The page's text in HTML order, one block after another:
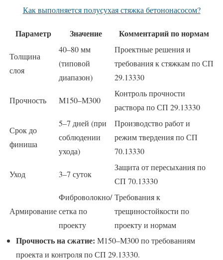
Как выполняется полусухая стяжка бетононасосом?
Параметр Значение Комментарий по нормам
Толщина
слоя
40–80 мм
(типовой
диапазон)
Проектные решения и
требования к стяжкам по СП
29.13330
Прочность М150–М300
Контроль прочности
раствора по СП 29.13330
Срок до
финиша
5–7 дней (при
соблюдении
ухода)
Производство работ и
режим твердения по СП
70.13330
Уход 3–7 суток
Защита от пересыхания по
СП 70.13330
Армирование
Фиброволокно/
сетка по
проекту
Требования к
трещиностойкости по
проекту и нормам
Прочность на сжатие: М150–М300 по требованиям
проекта и контроля по СП 29.13330.